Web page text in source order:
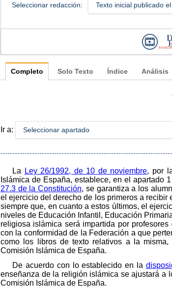
Seleccionar redacción: Texto inicial publicado
Completo Solo Texto Índice Análisis
Ir a: Seleccionar apartado
La Ley 26/1992, de 10 de noviembre, por
Islámica de España, establece, en el apartado
27.3 de la Constitución, se garantiza a los
el ejercicio del derecho de los primeros a
siempre que, en cuanto a estos últimos, el
niveles de Educación Infantil, Educación
religiosa islámica será impartida por
con la conformidad de la Federación a que
como los libros de texto relativos a la
Comisión Islámica de España.
De acuerdo con lo establecido en la
enseñanza de la religión islámica se ajustará a
Comisión Islámica de España.